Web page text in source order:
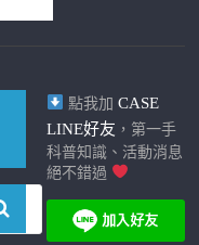
點我加 CASE
LINE好友 ，第一手
科普知識、活動消息
絕不錯過